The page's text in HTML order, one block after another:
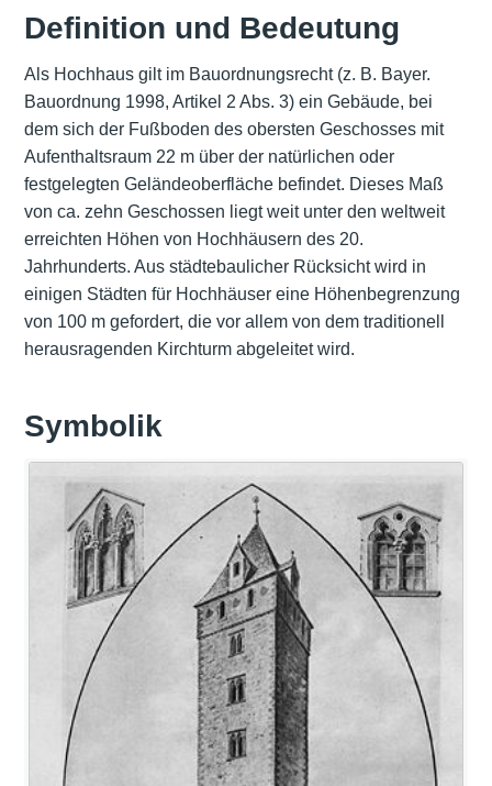
Definition und Bedeutung
Als Hochhaus gilt im Bauordnungsrecht (z. B. Bayer.
Bauordnung 1998, Artikel 2 Abs. 3) ein Gebäude, bei
dem sich der Fußboden des obersten Geschosses mit
Aufenthaltsraum 22 m über der natürlichen oder
festgelegten Geländeoberfläche befindet. Dieses Maß
von ca. zehn Geschossen liegt weit unter den weltweit
erreichten Höhen von Hochhäusern des 20.
Jahrhunderts. Aus städtebaulicher Rücksicht wird in
einigen Städten für Hochhäuser eine Höhenbegrenzung
von 100 m gefordert, die vor allem von dem traditionell
herausragenden Kirchturm abgeleitet wird.
Symbolik